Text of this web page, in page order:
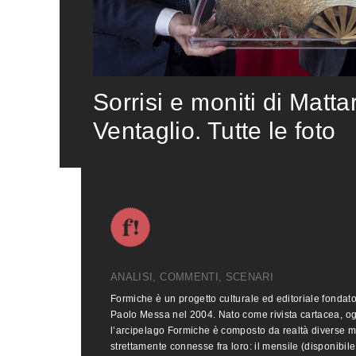
Sorrisi e moniti di
Ventaglio. Tutte le foto
ANALISI, COMMENTI, SCENARI
Formiche è un progetto culturale ed editoriale
Paolo Messa nel 2004. Nato come rivista cartacea,
l’arcipelago Formiche è composto da realtà diverse
strettamente connesse fra loro: il mensile (disponibile